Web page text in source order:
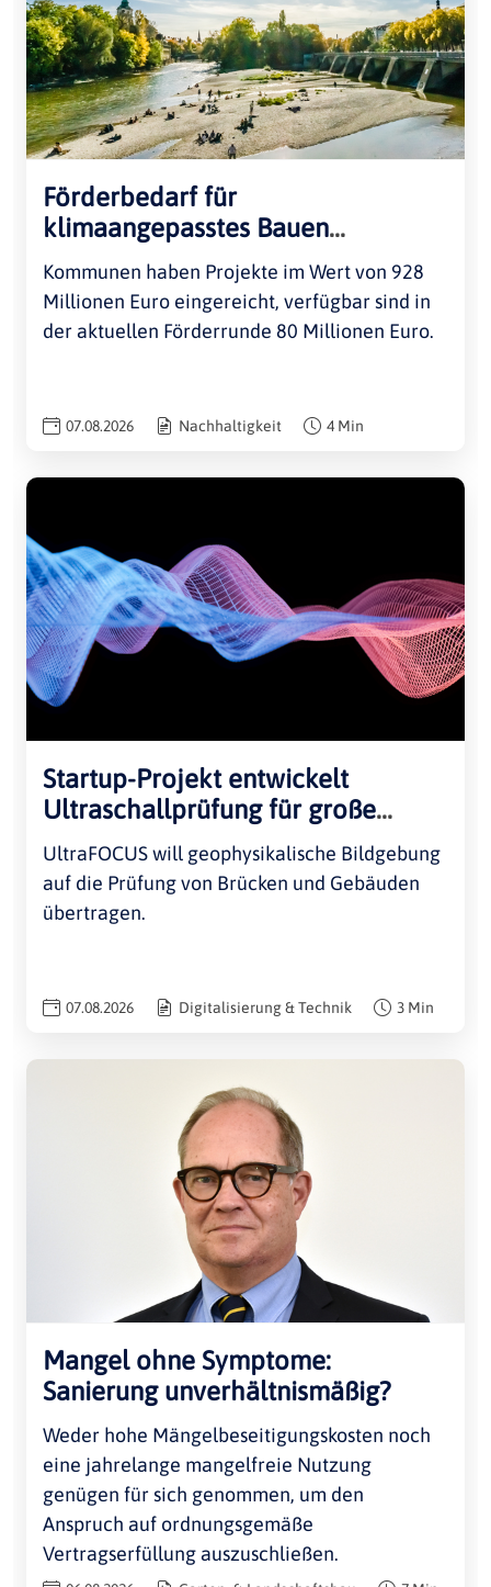
Förderbedarf für
klimaangepasstes Bauen
übersteigt Bundesmittel deutlich
Kommunen haben Projekte im Wert von 928
Millionen Euro eingereicht, verfügbar sind in
der aktuellen Förderrunde 80 Millionen Euro.
07.08.2026 Nachhaltigkeit 4 Min
Startup-Projekt entwickelt
Ultraschallprüfung für große
Bauwerke
UltraFOCUS will geophysikalische Bildgebung
auf die Prüfung von Brücken und Gebäuden
übertragen.
07.08.2026 Digitalisierung & Technik 3 Min
Mangel ohne Symptome:
Sanierung unverhältnismäßig?
Weder hohe Mängelbeseitigungskosten noch
eine jahrelange mangelfreie Nutzung
genügen für sich genommen, um den
Anspruch auf ordnungsgemäße
Vertragserfüllung auszuschließen.